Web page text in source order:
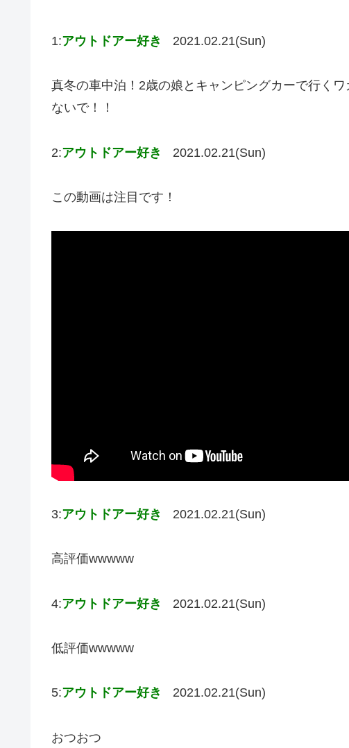
1:アウトドアー好き 2021.02.21(Sun)
真冬の車中泊！2歳の娘とキャンピングカーで行く
ないで！！
2:アウトドアー好き 2021.02.21(Sun)
この動画は注目です！
3:アウトドアー好き 2021.02.21(Sun)
高評価wwwww
4:アウトドアー好き 2021.02.21(Sun)
低評価wwwww
5:アウトドアー好き 2021.02.21(Sun)
おつおつ